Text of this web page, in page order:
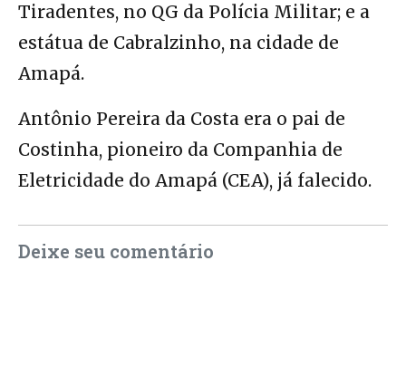
Tiradentes, no QG da Polícia Militar; e a
estátua de Cabralzinho, na cidade de
Amapá.
Antônio Pereira da Costa era o pai de
Costinha, pioneiro da Companhia de
Eletricidade do Amapá (CEA), já falecido.
Deixe seu comentário